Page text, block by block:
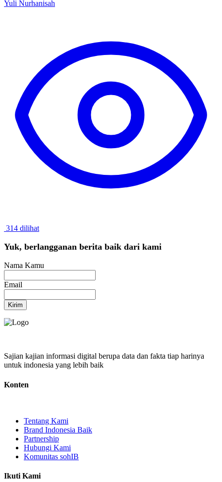
Yuli Nurhanisah
314 dilihat
Yuk, berlangganan berita baik dari kami
Nama Kamu
Email
Kirim
Sajian kajian informasi digital berupa data dan fakta tiap harinya
untuk indonesia yang lebih baik
Konten
Tentang Kami
Brand Indonesia Baik
Partnership
Hubungi Kami
Komunitas sohIB
Ikuti Kami